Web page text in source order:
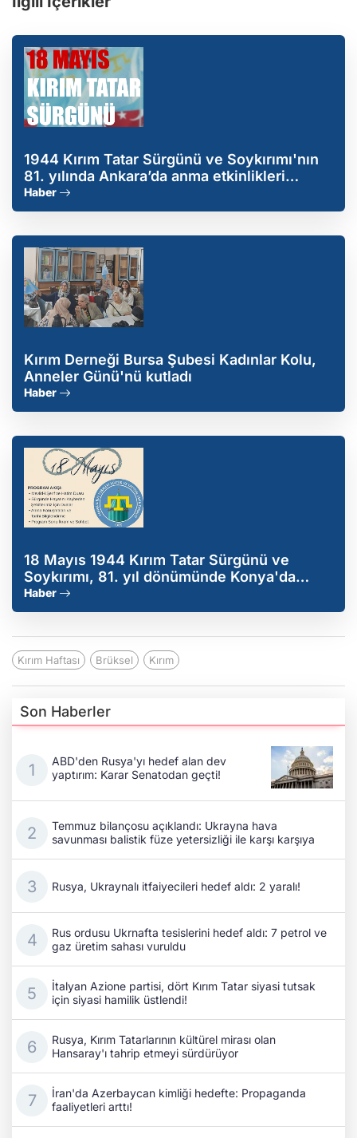
1944 Kırım Tatar Sürgünü ve Soykırımı'nın
81. yılında Ankara’da anma etkinlikleri
düzenlenecek
Haber
Kırım Derneği Bursa Şubesi Kadınlar Kolu,
Anneler Günü'nü kutladı
Haber
18 Mayıs 1944 Kırım Tatar Sürgünü ve
Soykırımı, 81. yıl dönümünde Konya'da
anılacak
Haber
Kırım Haftası Brüksel Kırım
Son Haberler
ABD'den Rusya'yı hedef alan dev
yaptırım: Karar Senatodan geçti!
Temmuz bilançosu açıklandı: Ukrayna hava
savunması balistik füze yetersizliği ile karşı karşıya
Rusya, Ukraynalı itfaiyecileri hedef aldı: 2 yaralı!
Rus ordusu Ukrnafta tesislerini hedef aldı: 7 petrol ve
gaz üretim sahası vuruldu
İtalyan Azione partisi, dört Kırım Tatar siyasi tutsak
için siyasi hamilik üstlendi!
Rusya, Kırım Tatarlarının kültürel mirası olan
Hansaray'ı tahrip etmeyi sürdürüyor
İran'da Azerbaycan kimliği hedefte: Propaganda
faaliyetleri arttı!